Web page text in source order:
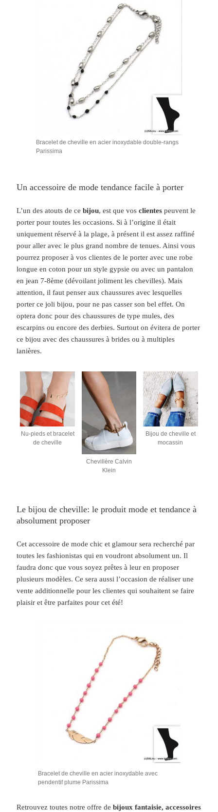
Bracelet de cheville en acier inoxydable double-rangs
Parissima
Un accessoire de mode tendance facile à porter
L’un des atouts de cebijou, est que vosclientes peuvent le
porter pour toutes les occasions. Si à l’origine il était
uniquement réservé à la plage, à présent il est assez raffiné
pour aller avec le plus grand nombre de tenues. Ainsi vous
pourrez proposer à vos clientes de le porter avec une robe
longue en coton pour un style gypsie ou avec un pantalon
en jean 7-8ème (dévoilant joliment les chevilles). Mais
attention, il faut penser aux chaussures avec lesquelles
porter ce joli bijou, pour ne pas casser son bel effet. On
optera donc pour des chaussures de type mules, des
escarpins ou encore des derbies. Surtout on évitera de porter
ce bijou avec des chaussures à brides ou à multiples
lanières.
Nu-pieds et bracelet
de cheville
Chevillère Calvin
Klein
Bijou de cheville et
mocassin
Le bijou de cheville: le produit mode et tendance à
absolument proposer
Cet accessoire de mode chic et glamour sera recherché par
toutes les fashionistas qui en voudront absolument un. Il
faudra donc que vous soyez prêtes à leur en proposer
plusieurs modèles. Ce sera aussi l’occasion de réaliser une
vente additionnelle pour les clientes qui souhaitent se faire
plaisir et être parfaites pour cet été!
Bracelet de cheville en acier inoxydable avec
pendentif plume Parissima
Retrouvez toutes notre offre de bijoux fantaisie, accessoires